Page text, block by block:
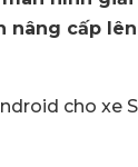
nâng cấp
cho xe